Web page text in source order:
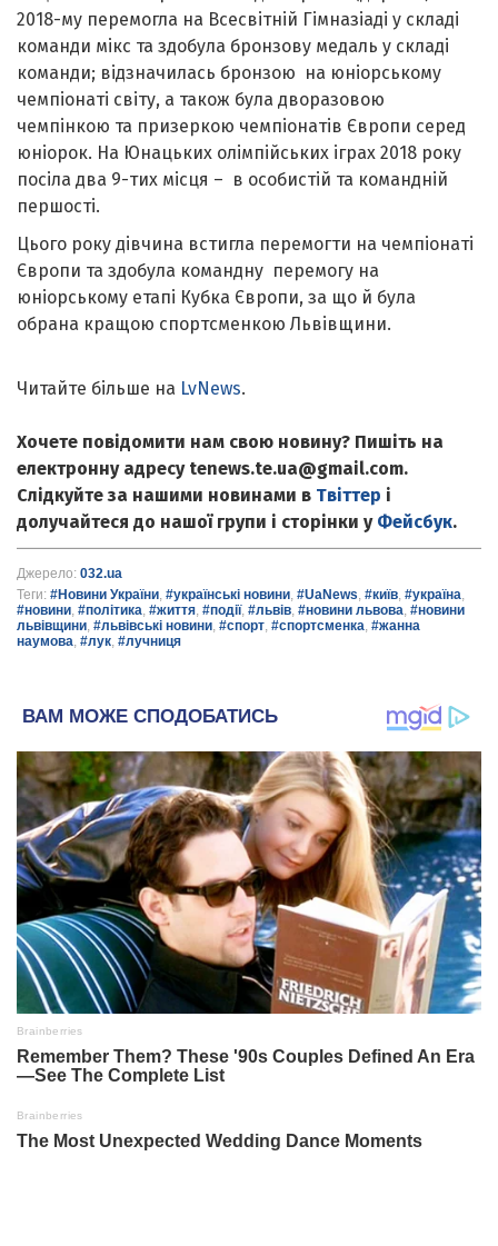
2018-му перемогла на Всесвітній Гімназіаді у складі
команди мікс та здобула бронзову медаль у складі
команди; відзначилась бронзою на юніорському
чемпіонаті світу, а також була дворазовою
чемпінкою та призеркою чемпіонатів Європи серед
юніорок. На Юнацьких олімпійських іграх 2018 року
посіла два 9-тих місця – в особистій та командній
першості.
Цього року дівчина встигла перемогти на чемпіонаті
Європи та здобула командну перемогу на
юніорському етапі Кубка Європи, за що й була
обрана кращою спортсменкою Львівщини.
Читайте більше на LvNews.
Хочете повідомити нам свою новину? Пишіть на
електронну адресу tenews.te.ua@gmail.com.
Слідкуйте за нашими новинами в Твіттер і
долучайтеся до нашої групи і сторінки у Фейсбук.
Джерело: 032.ua
Теги: #Новини України, #українські новини, #UaNews, #київ, #україна,
#новини, #політика, #життя, #події, #львів, #новини львова, #новини
львівщини, #львівські новини, #спорт, #спортсменка, #жанна
наумова, #лук, #лучниця